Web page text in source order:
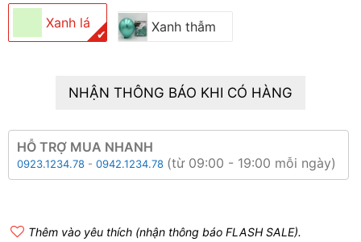
Xanh lá
✔ Xanh thẫm
NHẬN THÔNG BÁO KHI CÓ HÀNG
HỖ TRỢ MUA NHANH
0923.1234.78 - 0942.1234.78 (từ 09:00 - 19:00 mỗi ngày)
Thêm vào yêu thích (nhận thông báo FLASH SALE).